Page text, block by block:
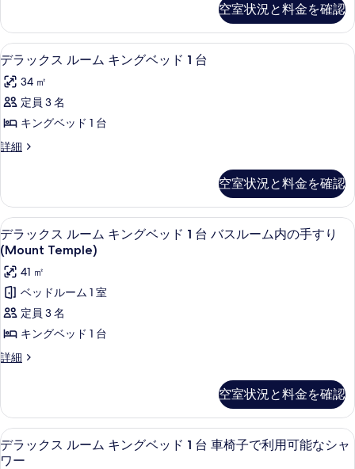
す
る
ク
ビ
ュ
ー
の
す
べ
の
写
真
を
表
示
す
る
ク
ビ
ュ
ー
の
詳
細
ク
イ
ー
ン
ベ
ッ
ド
レ
イ
ク
ビ
ュ
ー
の
す
べ
の
写
真
ス
ル
ー
ク
イ
ン
ベ
ッ
台
イ
ク
ビ
ュ
ー
の
詳
細
空室状況と料金を確認
デ
ラ
ッ
ク
ス
ル
ム
キ
ン
グ
ベ
ッ
ド
1
台
べ
て
の
高級寝具、セーフティボックス (室内
11
デラックス ルーム キングベッド 1 台
34 ㎡
定員 3 名
キングベッド 1 台
詳細
デ
ス
ル
ー
ム
キ
ン
グ
ベ
ッ
ド
台
空室状況と料金を確認
デ
ラ
ッ
ク
ス
ル
ー
ン
グ
ベ
高級寝具、セーフティボックス (室内
4
デラックス ルーム キングベッド 1 台 バスルーム内の手すり
(Mount Temple)
41 ㎡
ベッドルーム 1 室
定員 3 名
キングベッド 1 台
詳細
デ
ス
ル
ー
ム
空室状況と料金を確認
デ
ラ
デラックス ルーム キングベッド 1
5
デラックス ルーム キングベッド 1 台 車椅子で利用可能なシャ
ワー